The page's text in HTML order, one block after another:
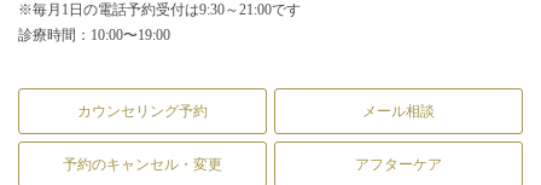
※毎月1日の電話予約受付は9:30～21:00です
診療時間：10:00〜19:00
カウンセリング予約 メール相談
予約のキャンセル・変更 アフターケア